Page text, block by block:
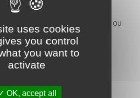
uses cookies
you control
you want to
activate
OK, accept all
des démarches disponibles,
« Liste des démarches » ou
rubrique « Effectuer une